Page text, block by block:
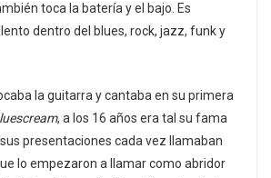
toca la batería y el bajo. Es
dentro del blues, rock, jazz, funk y
la guitarra y cantaba en su primera
, a los 16 años era tal su fama
presentaciones cada vez llamaban
lo empezaron a llamar como abridor